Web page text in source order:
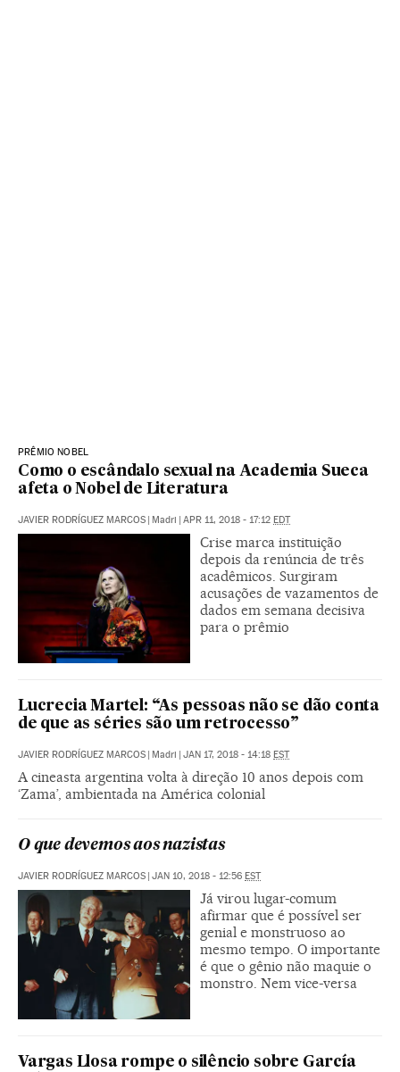
PRÊMIO NOBEL
Como o escândalo sexual na Academia Sueca
afeta o Nobel de Literatura
JAVIER RODRÍGUEZ MARCOS Madri APR 11, 2018 - 17:12 EDT
Crise marca instituição
depois da renúncia de três
acadêmicos. Surgiram
acusações de vazamentos de
dados em semana decisiva
para o prêmio
Lucrecia Martel: “As pessoas não se dão conta
de que as séries são um retrocesso”
JAVIER RODRÍGUEZ MARCOS Madri JAN 17, 2018 - 14:18 EST
A cineasta argentina volta à direção 10 anos depois com
‘Zama’, ambientada na América colonial
O que devemos aos nazistas
JAVIER RODRÍGUEZ MARCOS JAN 10, 2018 - 12:56 EST
Já virou lugar-comum
afirmar que é possível ser
genial e monstruoso ao
mesmo tempo. O importante
é que o gênio não maquie o
monstro. Nem vice-versa
Vargas Llosa rompe o silêncio sobre García